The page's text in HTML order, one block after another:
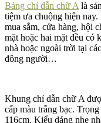
Bảng chỉ dẫn chữ A là
tiệm ưa chuộng hiện
mua sắm, cửa hàng, hội
mặt hoặc hai mặt đều có
nhà hoặc ngoài trời tại
đông người…
Khung chỉ dẫn chữ A
cấp màu trắng bạc.
116cm. Kiểu dáng nhẹ